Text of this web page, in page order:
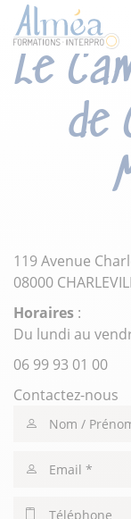
Le
de
119 Avenue
08000
Horaires :
Du lundi au
06 99 93 01 00
Contactez-nous
Nom
Email
Téléphone